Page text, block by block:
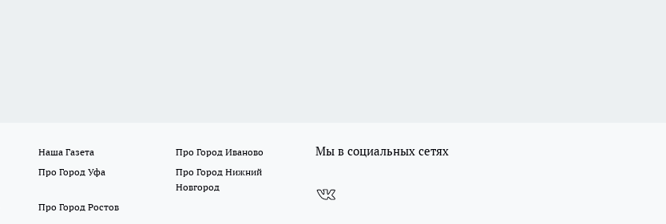
Наша Газета
Про Город Иваново
Про Город Уфа
Про Город Нижний
Новгород
Про Город Ростов
Мы в социальных сетях